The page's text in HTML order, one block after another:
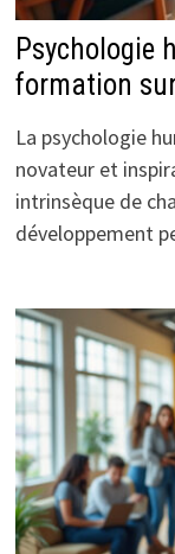
Psychologie
formation
La psychologie
novateur et
intrinsèque de
développement